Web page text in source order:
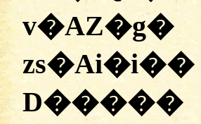
D�����